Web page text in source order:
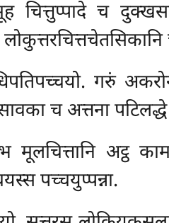
चित्तुप्पादे च
गरुं
च अत्तना
अट्ठ
पच्चयुप्पन्ना.